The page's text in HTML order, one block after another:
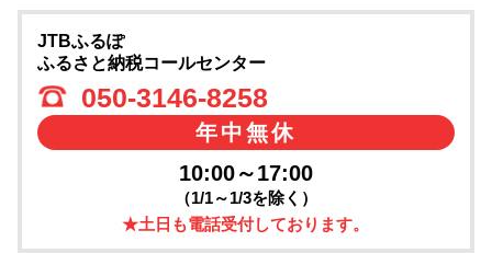
JTBふるぽ
ふるさと納税コールセンター
050-3146-8258
年中無休
10:00～17:00
（1/1～1/3を除く）
★土日も電話受付しております。